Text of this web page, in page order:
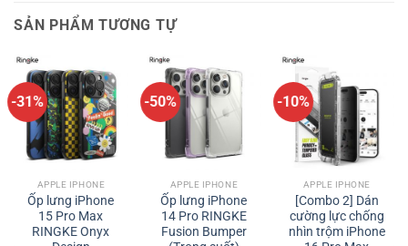
SẢN PHẨM TƯƠNG TỰ
-31%
APPLE IPHONE
Ốp lưng iPhone
15 Pro Max
RINGKE Onyx
-50%
APPLE IPHONE
Ốp lưng iPhone
14 Pro RINGKE
Fusion Bumper
-10%
APPLE IPHONE
[Combo 2] Dán
cường lực chống
nhìn trộm iPhone